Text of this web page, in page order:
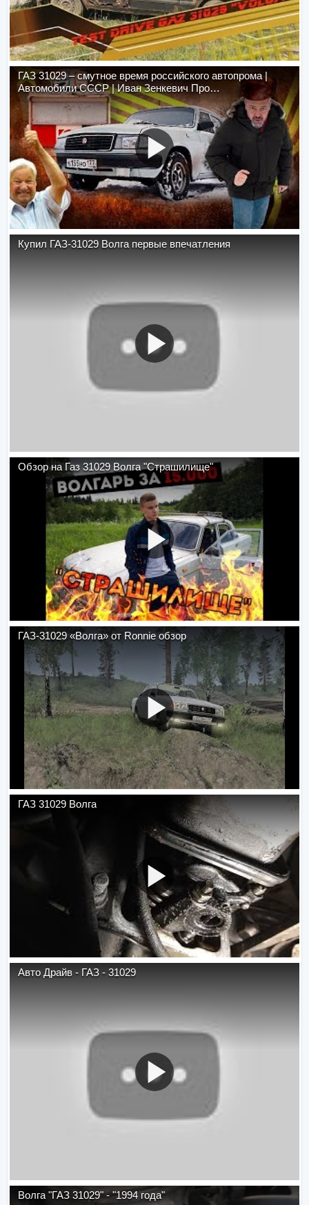
ГАЗ 31029 – смутное время российского автопрома |
Автомобили СССР | Иван Зенкевич Про…
Купил ГАЗ-31029 Волга первые впечатления
Обзор на Газ 31029 Волга "Страшилище"
ГАЗ-31029 «Волга» от Ronnie обзор
ГАЗ 31029 Волга
Авто Драйв - ГАЗ - 31029
Волга "ГАЗ 31029" - "1994 года"